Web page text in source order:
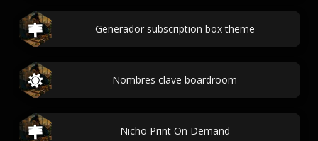
Generador subscription box theme
Nombres clave boardroom
Nicho Print On Demand